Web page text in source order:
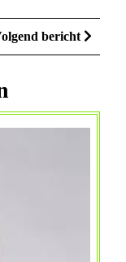
bericht
bericht